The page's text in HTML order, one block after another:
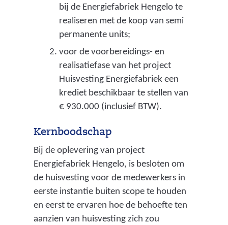
p
e
l
a
k
t
e
r
)
bij de Energiefabriek Hengelo te
realiseren met de koop van semi
permanente units;
voor de voorbereidings- en
realisatiefase van het project
Huisvesting Energiefabriek een
krediet beschikbaar te stellen van
€ 930.000 (inclusief BTW).
Kernboodschap
Bij de oplevering van project
Energiefabriek Hengelo, is besloten om
de huisvesting voor de medewerkers in
eerste instantie buiten scope te houden
en eerst te ervaren hoe de behoefte ten
aanzien van huisvesting zich zou